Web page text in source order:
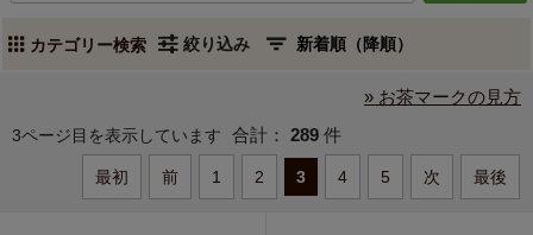
カテゴリー検索 絞り込み
» お茶マークの見方
3ページ目を表示しています 合計： 289 件
最初 前 1 2 3 4 5 次 最後